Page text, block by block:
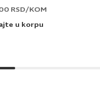
RSD/KOM
u korpu